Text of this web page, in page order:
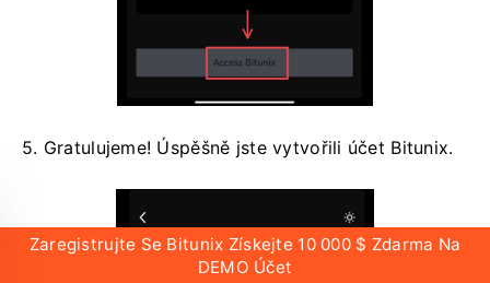
5. Gratulujeme! Úspěšně jste vytvořili účet Bitunix.
Zaregistrujte Se Bitunix Získejte 10 000 $ Zdarma Na
DEMO Účet